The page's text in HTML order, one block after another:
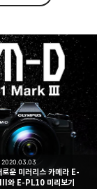
로운 미러리스 카메라 E-
와 E-PL10 미리보기
2020.03.03